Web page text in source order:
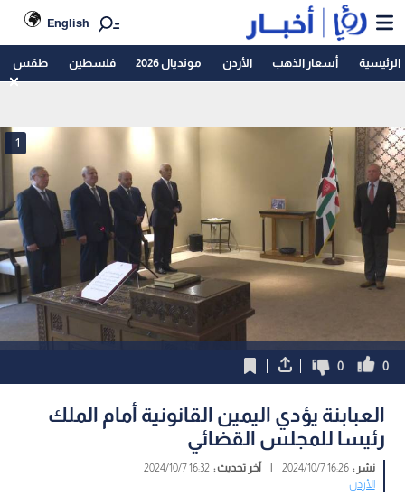
English
الرئيسية أسعار الذهب الأردن مونديال 2026 فلسطين طقس
1
0
0
العبابنة يؤدي اليمين القانونية أمام الملك
رئيسا للمجلس القضائي
نشر :16:26 2024/10/7
| آخر تحديث :16:32 2024/10/7
الأردن